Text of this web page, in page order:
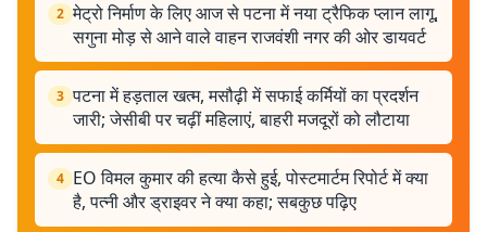
2 मेट्रो निर्माण के लिए आज से पटना में नया ट्रैफिक प्लान लागू,
सगुना मोड़ से आने वाले वाहन राजवंशी नगर की ओर डायवर्ट
3 पटना में हड़ताल खत्म, मसौढ़ी में सफाई कर्मियों का प्रदर्शन
जारी; जेसीबी पर चढ़ीं महिलाएं, बाहरी मजदूरों को लौटाया
4 EO विमल कुमार की हत्या कैसे हुई, पोस्टमार्टम रिपोर्ट में क्या
है, पत्नी और ड्राइवर ने क्या कहा; सबकुछ पढ़िए